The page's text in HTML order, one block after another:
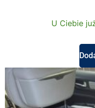
U Ciebie